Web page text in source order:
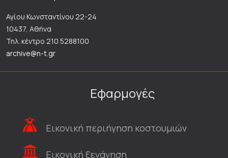
Αγίου Κωνσταντίνου 22-24
10437, Αθήνα
Τηλ. κέντρο 210 5288100
archive@n-t.gr
Εφαρμογές
Εικονική περιήγηση κοστουμιών
Εικονική ξενάγηση